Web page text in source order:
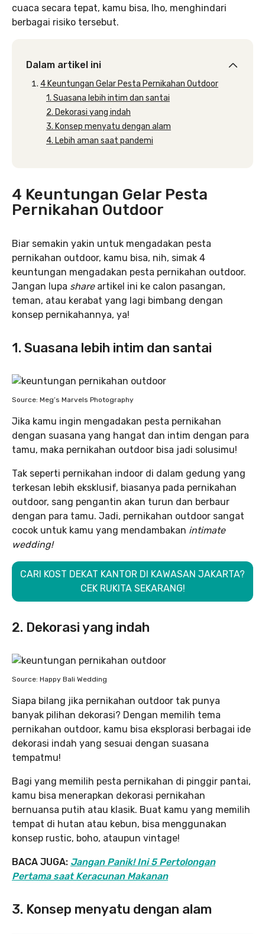
cuaca secara tepat, kamu bisa, lho, menghindari
berbagai risiko tersebut.
Dalam artikel ini
4 Keuntungan Gelar Pesta Pernikahan Outdoor
1. Suasana lebih intim dan santai
2. Dekorasi yang indah
3. Konsep menyatu dengan alam
4. Lebih aman saat pandemi
4 Keuntungan Gelar Pesta
Pernikahan Outdoor
Biar semakin yakin untuk mengadakan pesta
pernikahan outdoor, kamu bisa, nih, simak 4
keuntungan mengadakan pesta pernikahan outdoor.
Jangan lupa share artikel ini ke calon pasangan,
teman, atau kerabat yang lagi bimbang dengan
konsep pernikahannya, ya!
1. Suasana lebih intim dan santai
Source: Meg’s Marvels Photography
Jika kamu ingin mengadakan pesta pernikahan
dengan suasana yang hangat dan intim dengan para
tamu, maka pernikahan outdoor bisa jadi solusimu!
Tak seperti pernikahan indoor di dalam gedung yang
terkesan lebih eksklusif, biasanya pada pernikahan
outdoor, sang pengantin akan turun dan berbaur
dengan para tamu. Jadi, pernikahan outdoor sangat
cocok untuk kamu yang mendambakan intimate
wedding!
CARI KOST DEKAT KANTOR DI KAWASAN JAKARTA?
CEK RUKITA SEKARANG!
2. Dekorasi yang indah
Source: Happy Bali Wedding
Siapa bilang jika pernikahan outdoor tak punya
banyak pilihan dekorasi? Dengan memilih tema
pernikahan outdoor, kamu bisa eksplorasi berbagai ide
dekorasi indah yang sesuai dengan suasana
tempatmu!
Bagi yang memilih pesta pernikahan di pinggir pantai,
kamu bisa menerapkan dekorasi pernikahan
bernuansa putih atau klasik. Buat kamu yang memilih
tempat di hutan atau kebun, bisa menggunakan
konsep rustic, boho, ataupun vintage!
BACA JUGA: Jangan Panik! Ini 5 Pertolongan
Pertama saat Keracunan Makanan
3. Konsep menyatu dengan alam